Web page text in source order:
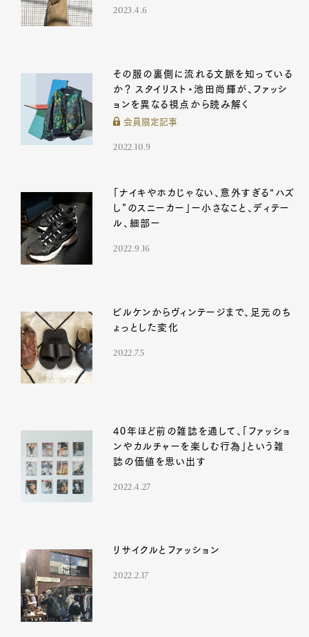
2023.4.6
その服の裏側に流れる文脈を知っている
か？ スタイリスト・池田尚輝が、ファッシ
ョンを異なる視点から読み解く
会員限定記事
2022.10.9
「ナイキやホカじゃない、意外すぎる“ハズ
し”のスニーカー」ー小さなこと、ディテー
ル、細部ー
2022.9.16
ビルケンからヴィンテージまで、足元のち
ょっとした変化
2022.7.5
40年ほど前の雑誌を通して、「ファッショ
ンやカルチャーを楽しむ行為」という雑
誌の価値を思い出す
2022.4.27
リサイクルとファッション
2022.2.17